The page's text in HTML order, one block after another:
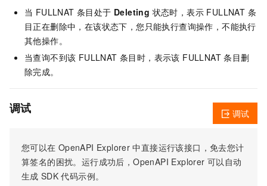
当 FULLNAT 条目处于 Deleting 状态时，表示 FULLNAT 条
目正在删除中，在该状态下，您只能执行查询操作，不能执行
其他操作。
当查询不到该 FULLNAT 条目时，表示该 FULLNAT 条目删
除完成。
调试
您可以在 OpenAPI Explorer 中直接运行该接口，免去您计
算签名的困扰。运行成功后，OpenAPI Explorer 可以自动
生成 SDK 代码示例。
调试